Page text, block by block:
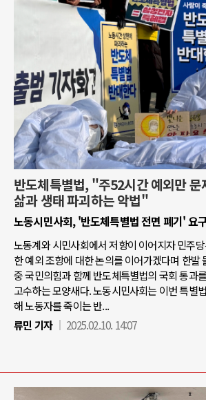
반도체특별법, "주52시간 예외만 문
삶과 생태 파괴하는 악법"
노동시민사회, '반도체특별법 전면 폐기' 요
노동계와 시민사회에서 저항이 이어지자 민주
한 예외 조항에 대한 논의를 이어가겠다며 한발
중 국민의힘과 함께 반도체특별법의 국회 통과
고수하는 모양새다. 노동시민사회는 이번 특별
해 노동자를 죽이는 반...
류민 기자
2025.02.10. 14:07